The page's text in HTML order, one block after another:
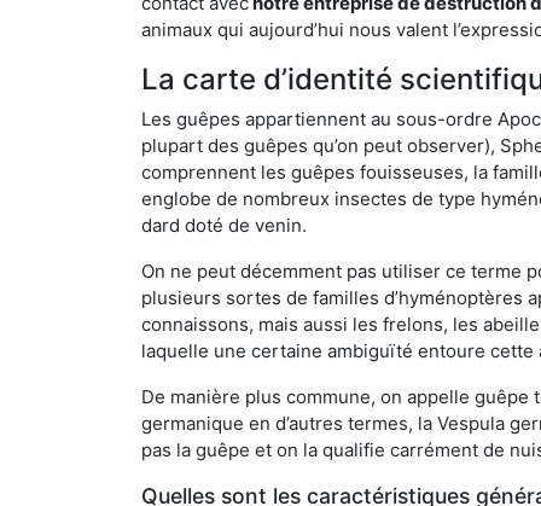
animaux qui aujourd’hui nous valent
La carte d’identité
Les guêpes appartiennent au sous-ordre
plupart des guêpes qu’on peut observer),
comprennent les guêpes fouisseuses, la
englobe de nombreux insectes de type
dard doté de venin.
On ne peut décemment pas utiliser ce terme
plusieurs sortes de familles d’hyménoptères
connaissons, mais aussi les frelons, les
laquelle une certaine ambiguïté entoure cette
De manière plus commune, on appelle
germanique en d’autres termes, la Vespula
pas la guêpe et on la qualifie carrément de
Quelles sont les caractéristiques